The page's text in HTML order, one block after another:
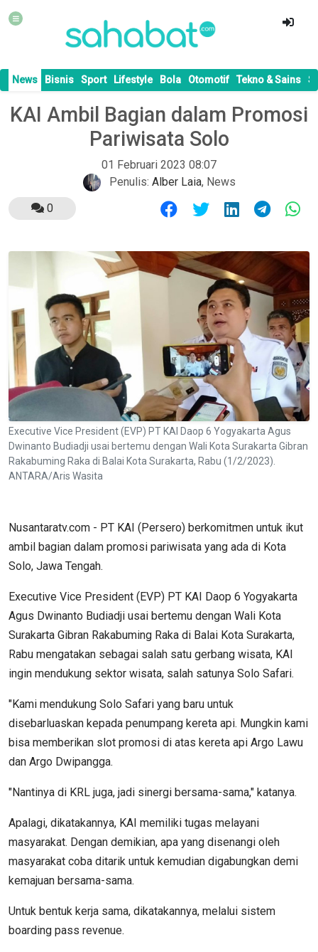
News Bisnis Sport Lifestyle Bola Otomotif Tekno & Sains
KAI Ambil Bagian dalam Promosi
Pariwisata Solo
01 Februari 2023 08:07
Penulis: Alber Laia, News
0
Executive Vice President (EVP) PT KAI Daop 6 Yogyakarta Agus
Dwinanto Budiadji usai bertemu dengan Wali Kota Surakarta Gibran
Rakabuming Raka di Balai Kota Surakarta, Rabu (1/2/2023).
ANTARA/Aris Wasita
Nusantaratv.com - PT KAI (Persero) berkomitmen untuk ikut
ambil bagian dalam promosi pariwisata yang ada di Kota
Solo, Jawa Tengah.
Executive Vice President (EVP) PT KAI Daop 6 Yogyakarta
Agus Dwinanto Budiadji usai bertemu dengan Wali Kota
Surakarta Gibran Rakabuming Raka di Balai Kota Surakarta,
Rabu mengatakan sebagai salah satu gerbang wisata, KAI
ingin mendukung sektor wisata, salah satunya Solo Safari.
"Kami mendukung Solo Safari yang baru untuk
disebarluaskan kepada penumpang kereta api. Mungkin kami
bisa memberikan slot promosi di atas kereta api Argo Lawu
dan Argo Dwipangga.
"Nantinya di KRL juga, jadi sinergi bersama-sama," katanya.
Apalagi, dikatakannya, KAI memiliki tugas melayani
masyarakat. Dengan demikian, apa yang disenangi oleh
masyarakat coba ditarik untuk kemudian digabungkan demi
kemajuan bersama-sama.
Untuk bentuk kerja sama, dikatakannya, melalui sistem
boarding pass revenue.